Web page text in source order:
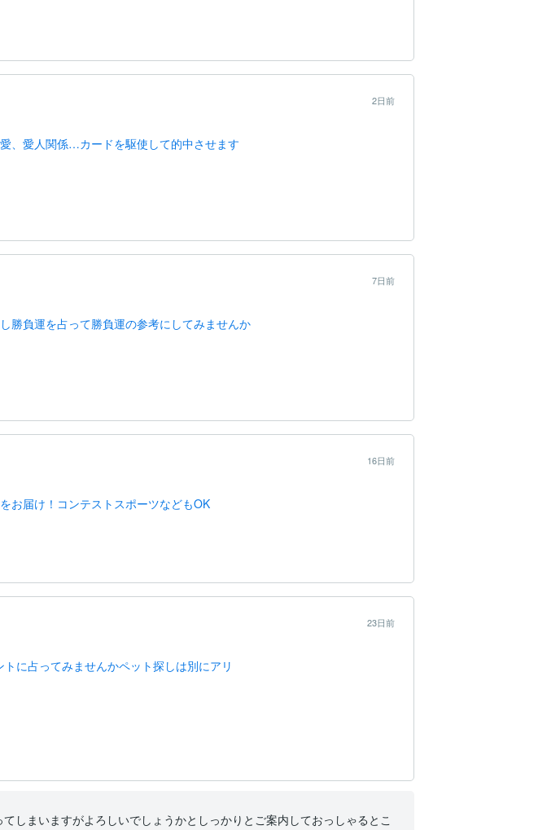
2日前
、愛人関係…カードを駆使して的中させます
7日前
勝負運を占って勝負運の参考にしてみませんか
16日前
お届け！コンテストスポーツなどもOK
23日前
に占ってみませんかペット探しは別にアリ
しまいますがよろしいでしょうかとしっかりとご案内しておっしゃるとこ